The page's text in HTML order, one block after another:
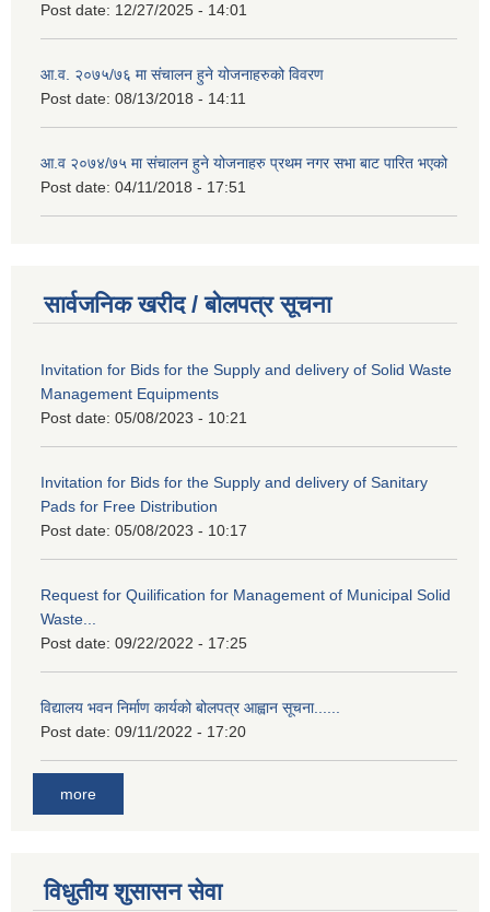
Post date: 12/27/2025 - 14:01
आ.व. २०७५/७६ मा संचालन हुने योजनाहरुको विवरण
Post date: 08/13/2018 - 14:11
आ.व २०७४/७५ मा संचालन हुने योजनाहरु प्रथम नगर सभा बाट पारित भएको
Post date: 04/11/2018 - 17:51
सार्वजनिक खरीद / बोलपत्र सूचना
Invitation for Bids for the Supply and delivery of Solid Waste
Management Equipments
Post date: 05/08/2023 - 10:21
Invitation for Bids for the Supply and delivery of Sanitary
Pads for Free Distribution
Post date: 05/08/2023 - 10:17
Request for Quilification for Management of Municipal Solid
Waste...
Post date: 09/22/2022 - 17:25
विद्यालय भवन निर्माण कार्यको बोलपत्र आह्वान सूचना......
Post date: 09/11/2022 - 17:20
more
विधुतीय शुसासन सेवा